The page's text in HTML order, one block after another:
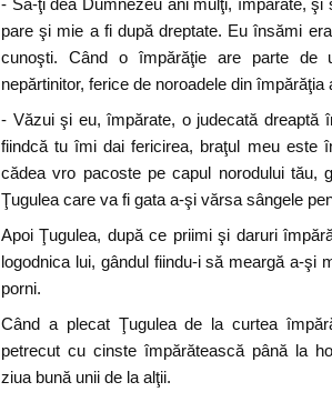
- Să-ţi dea Dumnezeu ani mulţi, împărate,
pare şi mie a fi după dreptate. Eu însămi
cunoşti. Când o împărăţie are parte de
nepărtinitor, ferice de noroadele din împărăţia
- Văzui şi eu, împărate, o judecată dreaptă
fiindcă tu îmi dai fericirea, braţul meu este
cădea vro pacoste pe capul norodului tău,
Ţugulea care va fi gata a-şi vărsa sângele
Apoi Ţugulea, după ce priimi şi daruri
logodnica lui, gândul fiindu-i să meargă a-şi
porni.
Când a plecat Ţugulea de la curtea
petrecut cu cinste împărătească până la
ziua bună unii de la alţii.